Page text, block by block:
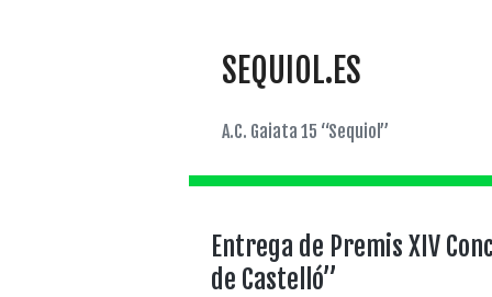
SEQUIOL.ES
A.C. Gaiata 15 “Sequiol”
Entrega de Premis XIV
de Castelló”